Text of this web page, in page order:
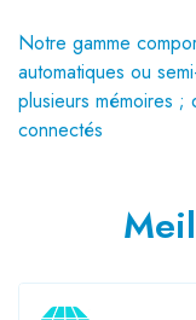
Notre gamme
automatiques ou
plusieurs mémoires
connectés